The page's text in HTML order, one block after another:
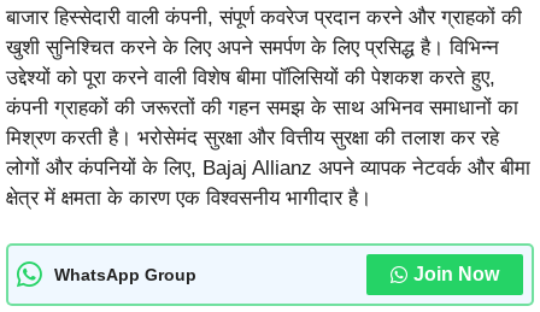
बाजार हिस्सेदारी वाली कंपनी, संपूर्ण कवरेज प्रदान करने और ग्राहकों की
खुशी सुनिश्चित करने के लिए अपने समर्पण के लिए प्रसिद्ध है। विभिन्न
उद्देश्यों को पूरा करने वाली विशेष बीमा पॉलिसियों की पेशकश करते हुए,
कंपनी ग्राहकों की जरूरतों की गहन समझ के साथ अभिनव समाधानों का
मिश्रण करती है। भरोसेमंद सुरक्षा और वित्तीय सुरक्षा की तलाश कर रहे
लोगों और कंपनियों के लिए, Bajaj Allianz अपने व्यापक नेटवर्क और बीमा
क्षेत्र में क्षमता के कारण एक विश्वसनीय भागीदार है।
WhatsApp Group Join Now